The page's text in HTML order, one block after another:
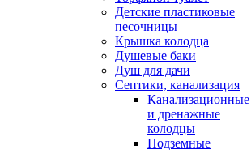
Детские пластиковые
песочницы
Крышка колодца
Душевые баки
Душ для дачи
Септики, канализация
Канализационные
и дренажные
колодцы
Подземные